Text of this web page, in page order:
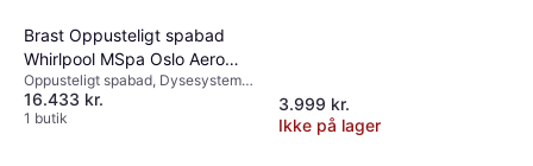
Brast Oppusteligt spabad
Whirlpool MSpa Oslo Aero
Plus XXL LED Beleuchtung
Oppusteligt spabad, Dysesystem,
Varmer
16.433 kr.
1 butik
3.999 kr.
Ikke på lager